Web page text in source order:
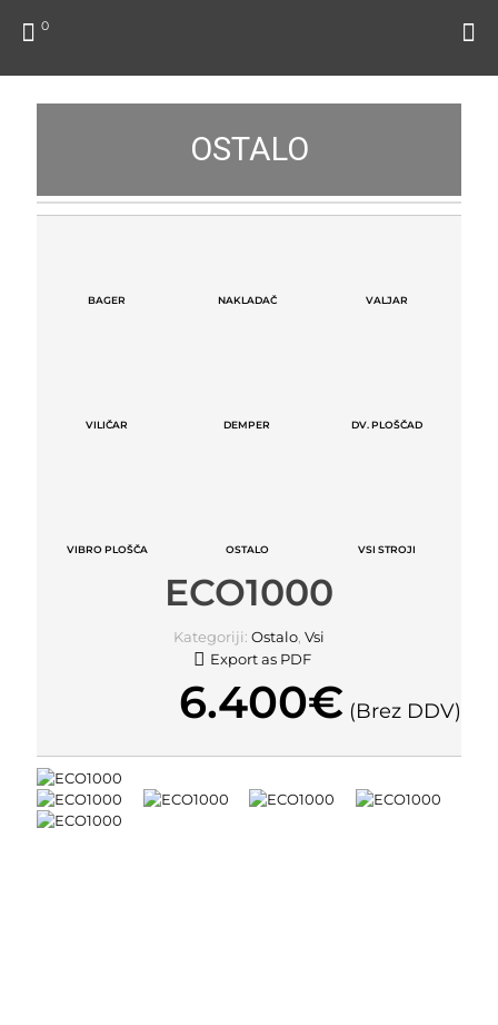
0
OSTALO
BAGER NAKLADAČ VALJAR
VILIČAR DEMPER DV. PLOŠČAD
VIBRO PLOŠČA OSTALO VSI STROJI
ECO1000
Kategoriji: Ostalo Vsi
Export as PDF
6.400€ (Brez DDV)